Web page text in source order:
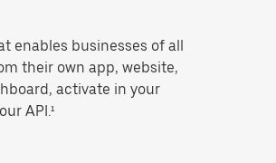
enables businesses of all
their own app, website,
activate in your
API.¹